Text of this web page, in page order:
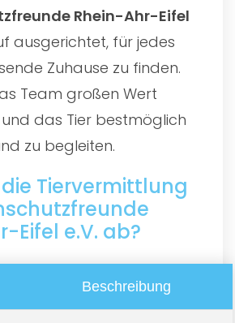
Rhein-Ahr-Eifel
ausgerichtet, für jedes
Zuhause zu finden.
Team großen Wert
das Tier bestmöglich
zu begleiten.
Tiervermittlung
Eifel e.V. ab?
Beschreibung